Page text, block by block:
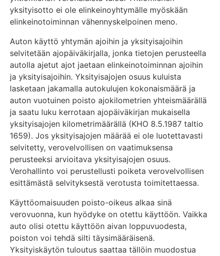
yksityisotto ei ole elinkeinoyhtymälle myöskään
elinkeinotoiminnan vähennyskelpoinen meno.
Auton käyttö yhtymän ajoihin ja yksityisajoihin
selvitetään ajopäiväkirjalla, jonka tietojen perusteella
autolla ajetut ajot jaetaan elinkeinotoiminnan ajoihin
ja yksityisajoihin. Yksityisajojen osuus kuluista
lasketaan jakamalla autokulujen kokonaismäärä ja
auton vuotuinen poisto ajokilometrien yhteismäärällä
ja saatu luku kerrotaan ajopäiväkirjan mukaisella
yksityisajojen kilometrimäärällä (KHO 8.5.1987 taltio
1659). Jos yksityisajojen määrää ei ole luotettavasti
selvitetty, verovelvollisen on vaatimuksensa
perusteeksi arvioitava yksityisajojen osuus.
Verohallinto voi perustellusti poiketa verovelvollisen
esittämästä selvityksestä verotusta toimitettaessa.
Käyttöomaisuuden poisto-oikeus alkaa sinä
verovuonna, kun hyödyke on otettu käyttöön. Vaikka
auto olisi otettu käyttöön aivan loppuvuodesta,
poiston voi tehdä silti täysimääräisenä.
Yksityiskäytön tuloutus saattaa tällöin muodostua